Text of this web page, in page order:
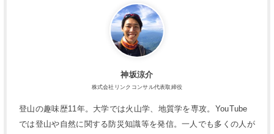
神坂涼介
株式会社リンクコンサル代表取締役
登山の趣味歴11年。大学では火山学、地質学を専攻。YouTube
では登山や自然に関する防災知識等を発信。一人でも多くの人が